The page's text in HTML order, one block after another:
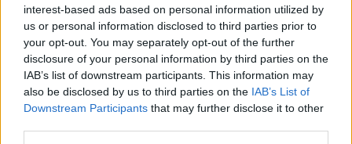
interest-based ads based on personal information utilized by
us or personal information disclosed to third parties prior to
your opt-out. You may separately opt-out of the further
disclosure of your personal information by third parties on the
IAB’s list of downstream participants. This information may
also be disclosed by us to third parties on the IAB’s List of
Downstream Participants that may further disclose it to other